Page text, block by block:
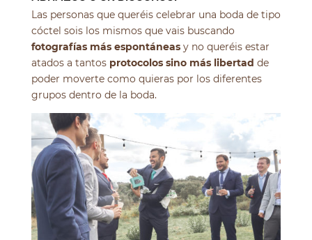
Las personas que queréis celebrar una boda de tipo
cóctel sois los mismos que vais buscando
fotografías más espontáneasy no queréis estar
atados a tantos protocolos sino más libertad de
poder moverte como quieras por los diferentes
grupos dentro de la boda.